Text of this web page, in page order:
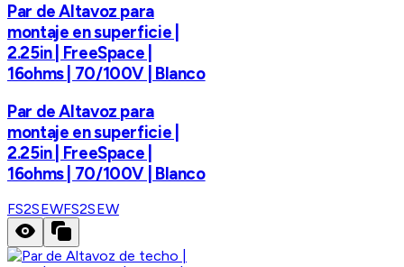
Par de Altavoz para
montaje en superficie |
2.25in | FreeSpace |
16ohms | 70/100V | Blanco
Par de Altavoz para
montaje en superficie |
2.25in | FreeSpace |
16ohms | 70/100V | Blanco
FS2SEWFS2SEW